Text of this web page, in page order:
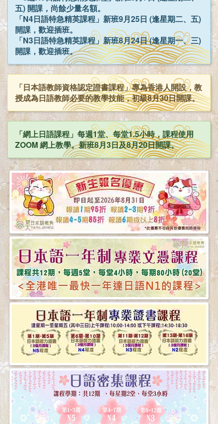
五) 開課，尚餘少量名額。
「N4日語特急精英課程」新班9月25日 (逢星期二、五)
開課，歡迎插班。
「N3日語特急精英課程」新班8月24日 (逢星期一、三)
開課，歡迎插班。
「日本語教師資格認定證書課程」專為香港人開設，教
授成為日語教師必要的教學技能，初級8月30日開課。
「網上日語課程」每週1堂、每堂1.5小時，課程使用
ZOOM 網上教學。新班8月3日及8月20日開課。